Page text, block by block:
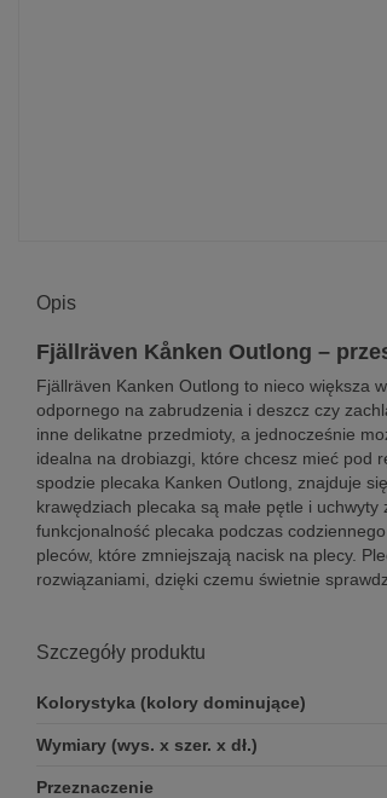
Opis
Fjällräven Kånken Outlong –
Fjällräven Kanken Outlong to nieco większa
odpornego na zabrudzenia i deszcz czy
inne delikatne przedmioty, a jednocześnie
idealna na drobiazgi, które chcesz mieć pod
spodzie plecaka Kanken Outlong, znajduje
krawędziach plecaka są małe pętle i
funkcjonalność plecaka podczas
pleców, które zmniejszają nacisk na plecy.
rozwiązaniami, dzięki czemu świetnie
Szczegóły produktu
Kolorystyka (kolory dominujące)
Wymiary (wys. x szer. x dł.)
Przeznaczenie